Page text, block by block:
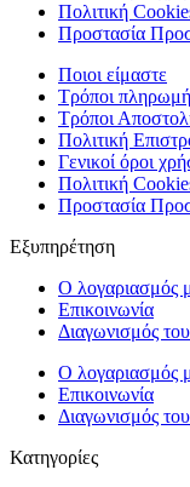
Πολιτική
Προστασία
Ποιοι είμαστε
Τρόποι
Τρόποι
Πολιτική
Γενικοί όροι
Πολιτική
Προστασία
Εξυπηρέτηση
Ο λογαριασμός
Επικοινωνία
Διαγωνισμός
Ο λογαριασμός
Επικοινωνία
Διαγωνισμός
Κατηγορίες